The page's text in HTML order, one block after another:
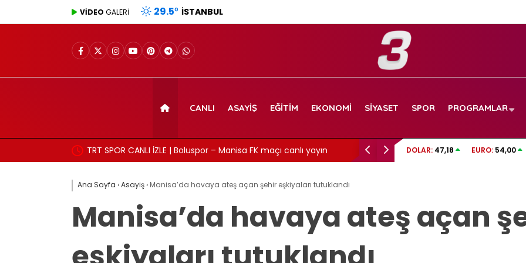
VİDEO GALERİ 29.5° İSTANBUL
CANLI ASAYIŞ EĞITIM EKONOMI SIYASET SPOR PROGRAMLAR
TRT SPOR CANLI İZLE | Boluspor – Manisa FK maçı canlı yayın
Aslı Bekiroğlu’ndan üzen haber: Yine…
DOLAR: 47,18 EURO: 54,00
Ana Sayfa ›Asayiş› Manisa’da havaya ateş açan şehir eşkiyaları tutuklandı
Manisa’da havaya ateş açan